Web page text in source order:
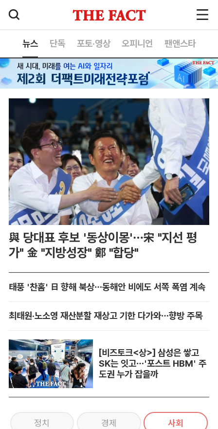
뉴스 단독 포토·영상 오피니언 팬앤스타
與 당대표 후보 '동상이몽'…宋 "지선 평
가" 金 "지방성장" 鄭 "합당"
태풍 '찬홈' 日 향해 북상…동해안 비에도 서쪽 폭염 계속
최태원·노소영 재산분할 재상고 기한 다가와…향방 주목
[비즈토크<상>] 삼성은 쌓고
SK는 잇고…'포스트 HBM' 주
도권 누가 잡을까
정치 경제 사회